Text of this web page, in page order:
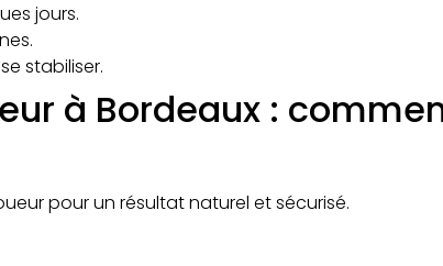
jours.​
stabiliser.
à Bordeaux :
pour un résultat naturel et sécurisé.​